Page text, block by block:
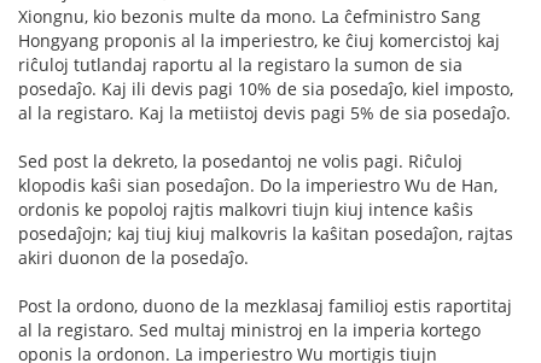
Xiongnu, kio bezonis multe da mono. La ĉefministro Sang
Hongyang proponis al la imperiestro, ke ĉiuj komercistoj kaj
riĉuloj tutlandaj raportu al la registaro la sumon de sia
posedaĵo. Kaj ili devis pagi 10% de sia posedaĵo, kiel imposto,
al la registaro. Kaj la metiistoj devis pagi 5% de sia posedaĵo.
Sed post la dekreto, la posedantoj ne volis pagi. Riĉuloj
klopodis kaŝi sian posedaĵon. Do la imperiestro Wu de Han,
ordonis ke popoloj rajtis malkovri tiujn kiuj intence kaŝis
posedaĵojn; kaj tiuj kiuj malkovris la kaŝitan posedaĵon, rajtas
akiri duonon de la posedaĵo.
Post la ordono, duono de la mezklasaj familioj estis raportitaj
al la registaro. Sed multaj ministroj en la imperia kortego
oponis la ordonon. La imperiestro Wu mortigis tiujn